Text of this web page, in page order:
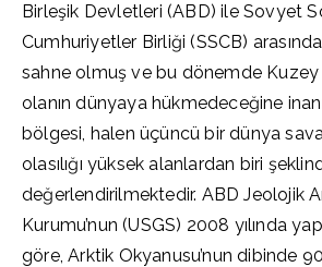
Birleşik Devletleri (ABD) ile Sovyet
Cumhuriyetler Birliği (SSCB)
sahne olmuş ve bu dönemde Kuzey
olanın dünyaya hükmedeceğine
bölgesi, halen üçüncü bir dünya
olasılığı yüksek alanlardan biri
değerlendirilmektedir. ABD Jeolojik
Kurumu’nun (USGS) 2008 yılında
göre, Arktik Okyanusu’nun dibinde